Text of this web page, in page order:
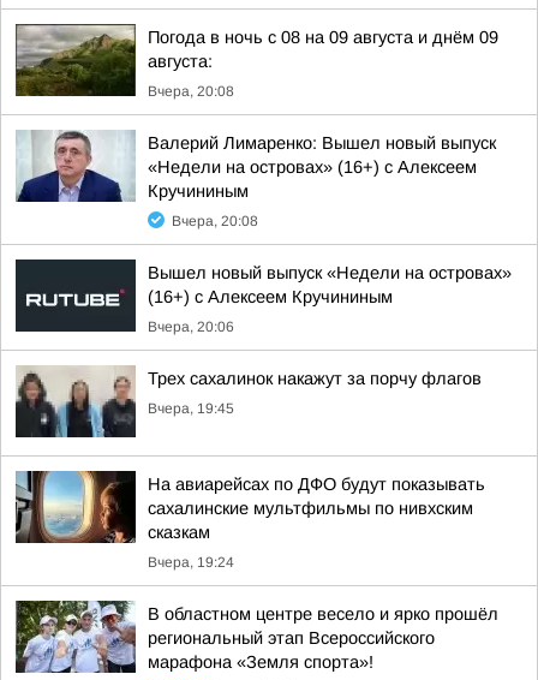
Погода в ночь с 08 на 09 августа и днём 09
августа:
Вчера, 20:08
Валерий Лимаренко: Вышел новый выпуск
«Недели на островах» (16+) с Алексеем
Кручининым
Вчера, 20:08
Вышел новый выпуск «Недели на островах»
(16+) с Алексеем Кручининым
Вчера, 20:06
Трех сахалинок накажут за порчу флагов
Вчера, 19:45
На авиарейсах по ДФО будут показывать
сахалинские мультфильмы по нивхским
сказкам
Вчера, 19:24
В областном центре весело и ярко прошёл
региональный этап Всероссийского
марафона «Земля спорта»!